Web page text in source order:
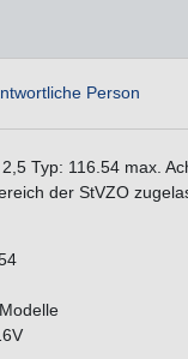
Person
Typ: 116.54 max.
der StVZO